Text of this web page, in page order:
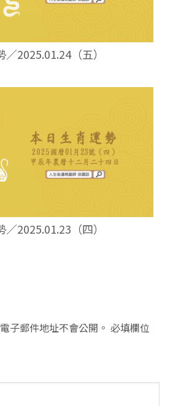
2025.01.24（五）
2025.01.23（四）
子郵件地址不會公開。 必填欄位